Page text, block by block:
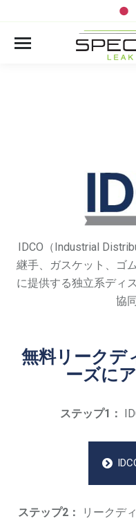
IDCO（Industrial
継手、ガスケット、ゴ
に提供する独立系ディ
協
無料リークデ
ーズに
ステップ1：
ステップ2：
リークデ